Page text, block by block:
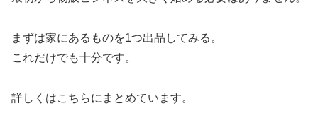
まずは家にあるものを1つ出品してみる。
これだけでも十分です。
詳しくはこちらにまとめています。